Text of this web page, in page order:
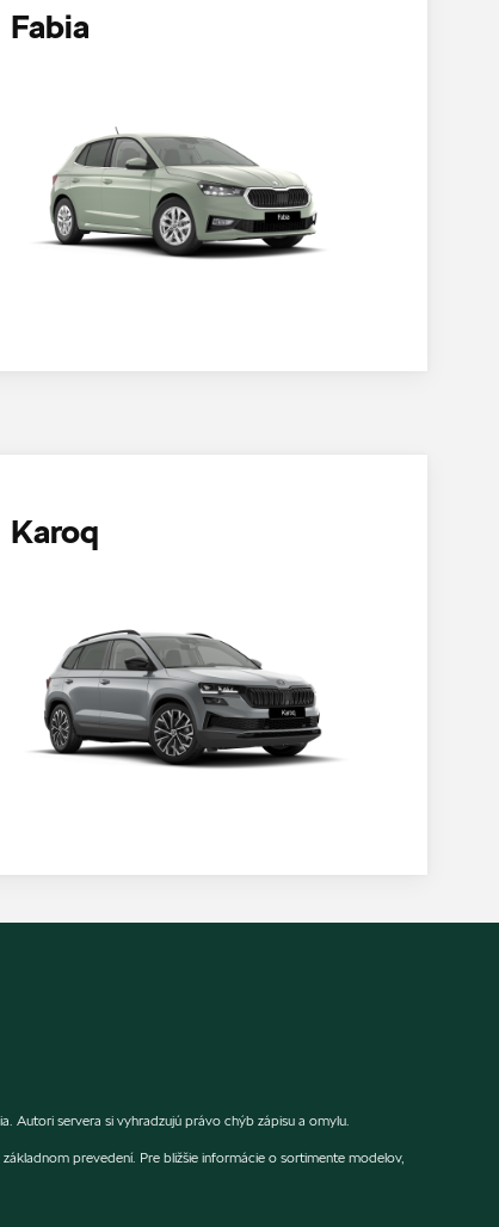
Fabia
Karoq
Autori servera si vyhradzujú právo chýb zápisu a omylu.
prevedení. Pre bližšie informácie o sortimente modelov,